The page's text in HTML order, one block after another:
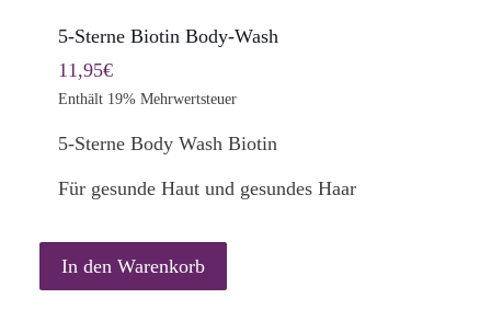
5-Sterne Biotin Body-Wash
11,95€
Enthält 19% Mehrwertsteuer
5-Sterne Body Wash Biotin
Für gesunde Haut und gesundes Haar
In den Warenkorb